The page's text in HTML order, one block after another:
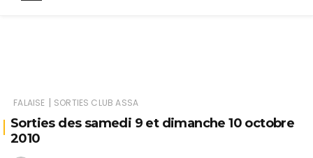
FALAISE | SORTIES CLUB ASSA
Sorties des samedi 9 et dimanche 10 octobre
2010